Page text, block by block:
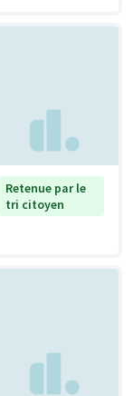
Retenue par le
tri citoyen